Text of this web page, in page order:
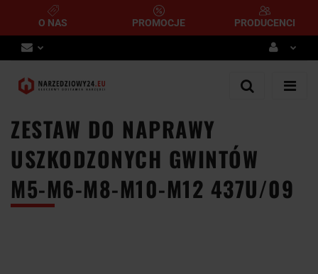
O NAS PROMOCJE PRODUCENCI
Zaloguj się
ZESTAW DO NAPRAWY
USZKODZONYCH GWINTÓW
M5-M6-M8-M10-M12 437U/09